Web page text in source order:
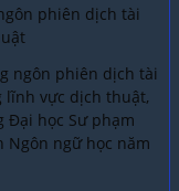
phiên dịch tài
ngôn phiên dịch tài
lĩnh vực dịch thuật,
Đại học Sư phạm
Ngôn ngữ học năm